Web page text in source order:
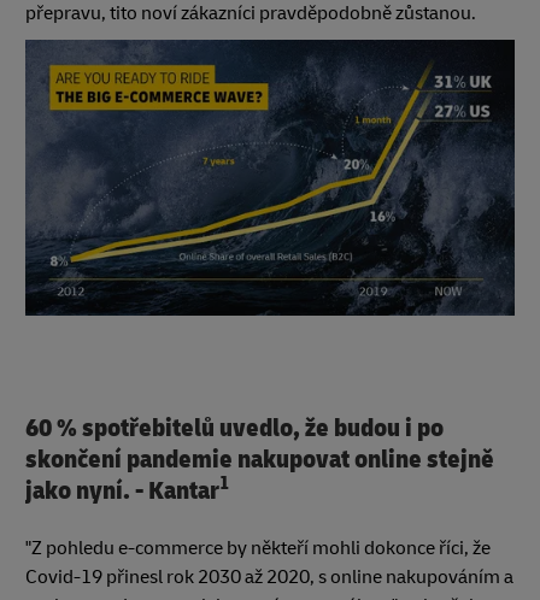
přepravu, tito noví zákazníci pravděpodobně zůstanou.
60 % spotřebitelů uvedlo, že budou i po
skončení pandemie nakupovat online stejně
jako nyní. - Kantar1
"Z pohledu e-commerce by někteří mohli dokonce říci, že
Covid-19 přinesl rok 2030 až 2020, s online nakupováním a